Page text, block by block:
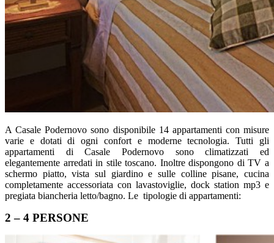
A Casale Podernovo sono disponibile 14 appartamenti con misure
varie e dotati di ogni confort e moderne tecnologia. Tutti gli
appartamenti di Casale Podernovo sono climatizzati ed
elegantemente arredati in stile toscano. Inoltre dispongono di TV a
schermo piatto, vista sul giardino e sulle colline pisane, cucina
completamente accessoriata con lavastoviglie, dock station mp3 e
pregiata biancheria letto/bagno. Le tipologie di appartamenti:
2 – 4 PERSONE